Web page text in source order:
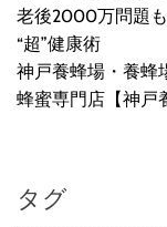
老後2000万問題
“超”健康術
神戸養蜂場・養蜂
蜂蜜専門店【神戸
タグ